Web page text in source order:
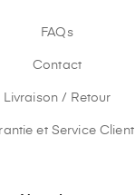
FAQs
Contact
Livraison / Retour
et Service Client